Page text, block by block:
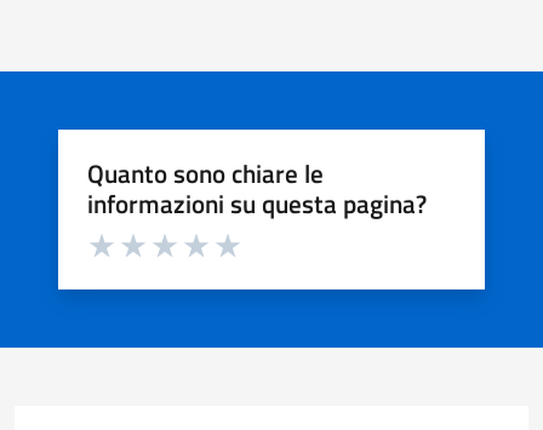
Quanto sono chiare le
informazioni su questa pagina?
Valuta da 1 a 5 stelle la pagina